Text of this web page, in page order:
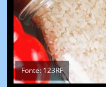
Fonte: 123RF